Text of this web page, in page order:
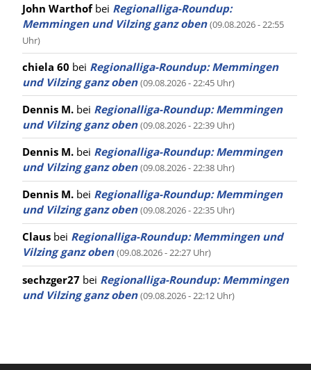
John Warthofbei Regionalliga-Roundup:
Memmingen und Vilzing ganz oben (09.08.2026 - 22:55
Uhr)
chiela 60 bei Regionalliga-Roundup: Memmingen
und Vilzing ganz oben (09.08.2026 - 22:45 Uhr)
Dennis M. bei Regionalliga-Roundup: Memmingen
und Vilzing ganz oben (09.08.2026 - 22:39 Uhr)
Dennis M. bei Regionalliga-Roundup: Memmingen
und Vilzing ganz oben (09.08.2026 - 22:38 Uhr)
Dennis M. bei Regionalliga-Roundup: Memmingen
und Vilzing ganz oben (09.08.2026 - 22:35 Uhr)
Claus bei Regionalliga-Roundup: Memmingen und
Vilzing ganz oben (09.08.2026 - 22:27 Uhr)
sechzger27 bei Regionalliga-Roundup: Memmingen
und Vilzing ganz oben (09.08.2026 - 22:12 Uhr)